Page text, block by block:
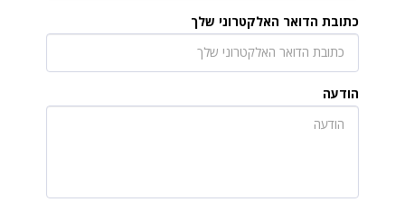
כתובת הדואר האלקטרוני שלך
הודעה